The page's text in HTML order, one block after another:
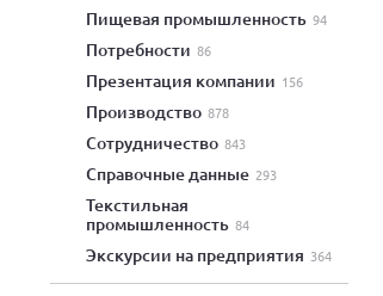
пищевая промышленность 94
потребности 86
презентация компании 156
производство 878
сотрудничество 843
справочные данные 293
текстильная
промышленность 84
экскурсии на предприятия 364